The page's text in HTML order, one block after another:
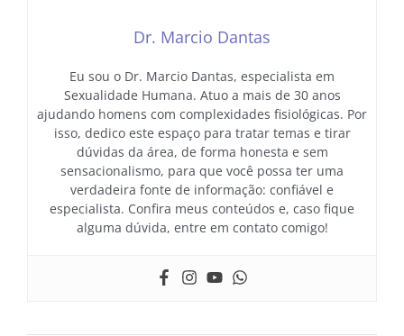
Dr. Marcio Dantas
Eu sou o Dr. Marcio Dantas, especialista em
Sexualidade Humana. Atuo a mais de 30 anos
ajudando homens com complexidades fisiológicas. Por
isso, dedico este espaço para tratar temas e tirar
dúvidas da área, de forma honesta e sem
sensacionalismo, para que você possa ter uma
verdadeira fonte de informação: confiável e
especialista. Confira meus conteúdos e, caso fique
alguma dúvida, entre em contato comigo!